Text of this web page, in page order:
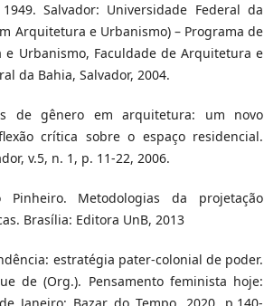
Salvador: Universidade Federal da
Arquitetura e Urbanismo) – Programa de
e Urbanismo, Faculdade de Arquitetura e
da Bahia, Salvador, 2004.
de gênero em arquitetura: um novo
crítica sobre o espaço residencial.
v.5, n. 1, p. 11-22, 2006.
Pinheiro. Metodologias da projetação
Brasília: Editora UnB, 2013
estratégia pater-colonial de poder.
de (Org.). Pensamento feminista hoje: